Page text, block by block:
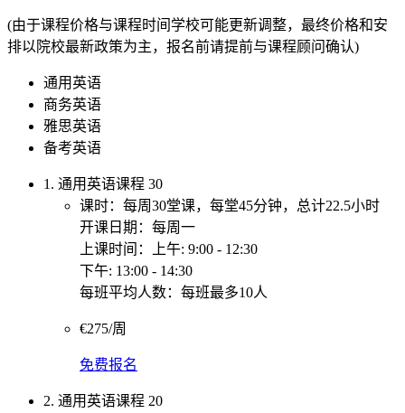
(由于课程价格与课程时间学校可能更新调整，最终价格和安
排以院校最新政策为主，报名前请提前与课程顾问确认)
通用英语
商务英语
雅思英语
备考英语
1. 通用英语课程 30
课时：每周30堂课，每堂45分钟，总计22.5小时
开课日期：每周一
上课时间：上午: 9:00 - 12:30
下午: 13:00 - 14:30
每班平均人数：每班最多10人
€275/周
免费报名
2. 通用英语课程 20